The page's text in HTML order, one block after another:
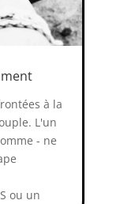
à la
L'un
- ne
ou un